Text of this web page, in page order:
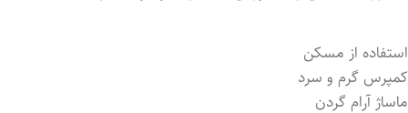
استفاده از مسکن
کمپرس گرم و سرد
ماساژ آرام گردن